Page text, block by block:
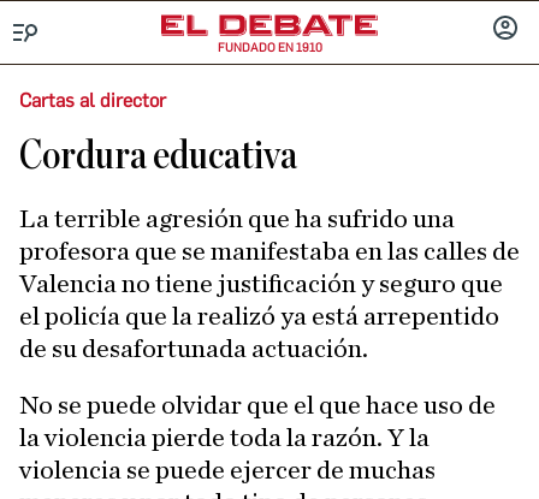
FUNDADO EN 1910
Cartas al director
Cordura educativa
La terrible agresión que ha sufrido una
profesora que se manifestaba en las calles de
Valencia no tiene justificación y seguro que
el policía que la realizó ya está arrepentido
de su desafortunada actuación.
No se puede olvidar que el que hace uso de
la violencia pierde toda la razón. Y la
violencia se puede ejercer de muchas